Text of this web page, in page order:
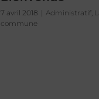
7 avril 2018 | Administratif,
commune